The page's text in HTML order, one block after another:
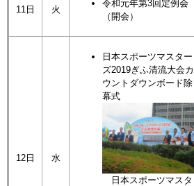
11日 火
令和元年第3回定例会
（開会）
12日 水
日本スポーツマスター
ズ2019ぎふ清流大会カ
ウントダウンボード除
幕式
日本スポーツマスタ